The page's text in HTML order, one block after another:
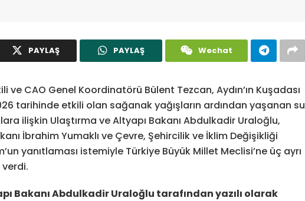
PAYLAŞ PAYLAŞ Wechat
ve CAO Genel Koordinatörü Bülent Tezcan, Aydın’ın Kuşadası
tarihinde etkili olan sağanak yağışların ardından yaşanan su
ilişkin Ulaştırma ve Altyapı Bakanı Abdulkadir Uraloğlu,
İbrahim Yumaklı ve Çevre, Şehircilik ve İklim Değişikliği
yanıtlaması istemiyle Türkiye Büyük Millet Meclisi’ne üç ayrı
verdi.
Bakanı Abdulkadir Uraloğlu tarafından yazılı olarak